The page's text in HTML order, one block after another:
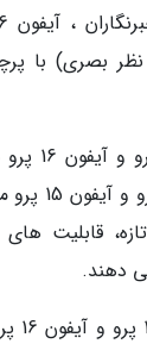
بصری) با
دو گوشی
بزرگ تر
قابلیت
دهند.